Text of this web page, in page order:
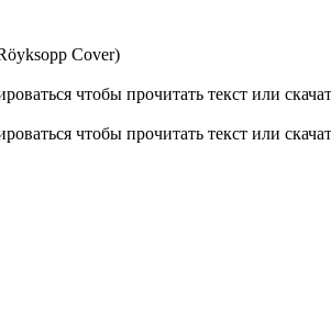
Cover)
чтобы прочитать текст или
чтобы прочитать текст или